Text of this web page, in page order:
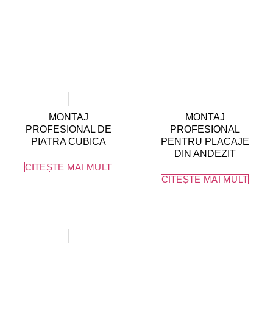
MONTAJ
PROFESIONAL DE
PIATRA CUBICA
CITEȘTE MAI MULT
MONTAJ
PROFESIONAL
PENTRU PLACAJE
DIN ANDEZIT
CITEȘTE MAI MULT